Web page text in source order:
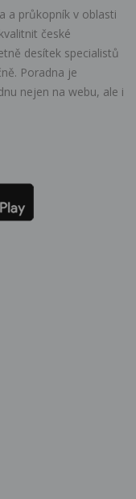
a průkopník v oblasti
české
desítek specialistů
Poradna je
nejen na webu, ale i